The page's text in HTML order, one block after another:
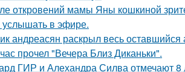
откровений мамы Яны кошкиной
в эфире.
андреасян раскрыл весь
прочел "Вечера Близ Диканьки".
ГИР и Алехандра Силва отмечают 8